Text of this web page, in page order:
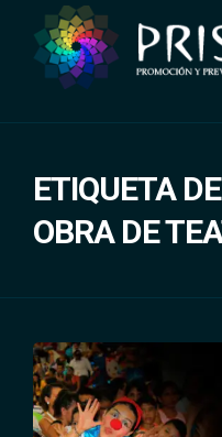
content
ETIQUETA
OBRA DE